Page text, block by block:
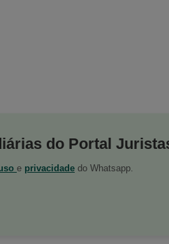
do Portal
e privacidade do Whatsapp.